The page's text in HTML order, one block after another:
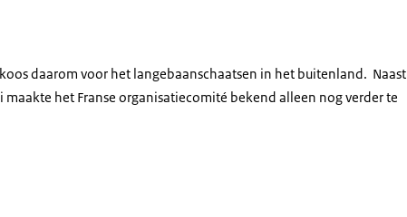
daarom voor het langebaanschaatsen in het buitenland. Naast
het Franse organisatiecomité bekend alleen nog verder te